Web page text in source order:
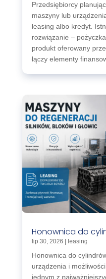
Przedsiębiorcy
maszyny lub
leasing albo kredyt.
rozwiązanie –
produkt oferowany
łączy elementy
Honownica do
lip 30, 2026 leasing
Honownica do
urządzenia i
jednym z